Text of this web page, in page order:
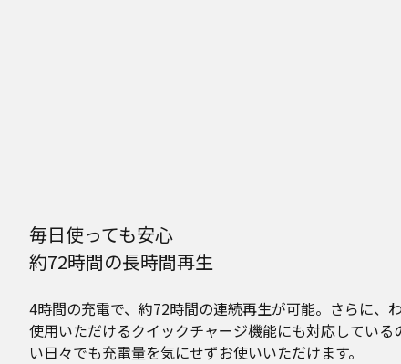
毎日使っても安心
約72時間の長時間再生
4時間の充電で、約72時間の連続再生が可能。さらに、
使用いただけるクイックチャージ機能にも対応している
い日々でも充電量を気にせずお使いいただけます。